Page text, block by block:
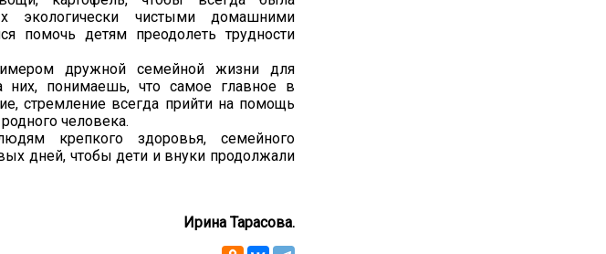
экологически чистыми домашними
помочь детям преодолеть трудности
дружной семейной жизни для
них, понимаешь, что самое главное в
стремление всегда прийти на помощь
человека.
крепкого здоровья, семейного
дней, чтобы дети и внуки продолжали
Ирина Тарасова.